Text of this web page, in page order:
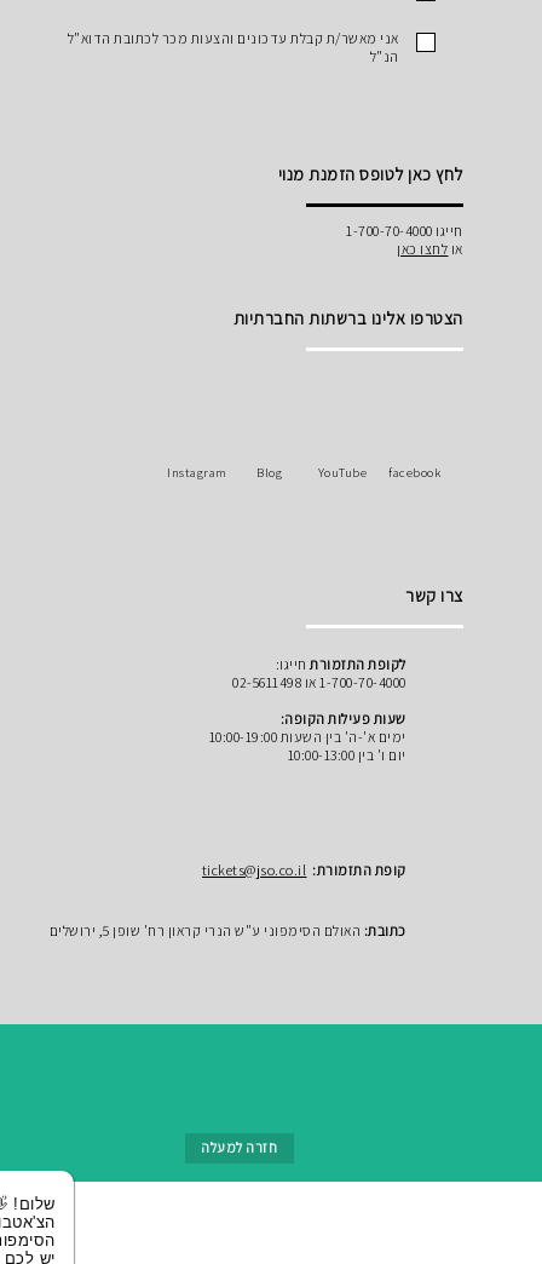
אני מאשר/ת קבלת עדכונים והצעות מכר לכתובת הדוא"ל
הנ"ל
לחץ כאן לטופס הזמנת מנוי
לחצו כאן
הצטרפו אלינו ברשתות החברתיות
YouTube
Blog
Instagram
לקופת התזמורתחייגו:
1-700-70-4000 או 02-5611498
שעות פעילות הקופה:
ימים א'-ה' בין השעות 10:00-19:00
קופת התזמורת: tickets@jso.co.il
האולם הסימפוני ע"ש הנרי קראון רח' שופן 5, ירושלים
חזרה למעלה
שלום! 👋 אני
הצ'אטבוט של
הסימפונית
יש לכם שאלות?